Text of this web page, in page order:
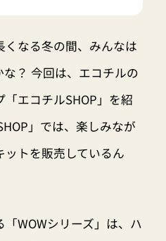
なる冬の間、みんなは
？ 今回は、エコチルの
エコチルSHOP」を紹
」では、楽しみなが
ットを販売しているん
WOWシリーズ」は、ハ